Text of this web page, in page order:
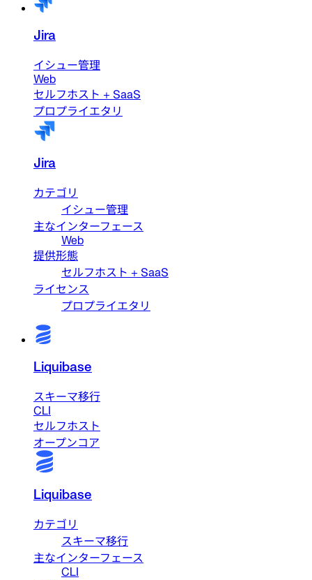
Jira
イシュー管理
Web
セルフホスト + SaaS
プロプライエタリ
Jira
カテゴリ
イシュー管理
主なインターフェース
Web
提供形態
セルフホスト + SaaS
ライセンス
プロプライエタリ
Liquibase
スキーマ移行
CLI
セルフホスト
オープンコア
Liquibase
カテゴリ
スキーマ移行
主なインターフェース
CLI